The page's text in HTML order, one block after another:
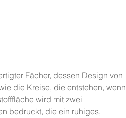
Fächer, dessen Design von
die Kreise, die entstehen, wenn
wird mit zwei
bedruckt, die ein ruhiges,